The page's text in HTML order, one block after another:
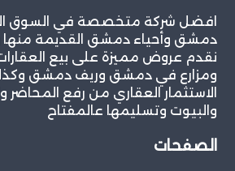
افضل شركة متخصصة في السوق
دمشق وأحياء دمشق القديمة منها
نقدم عروض مميزة على بيع
ومزارع في دمشق وريف دمشق
الاستثمار العقاري من رفع
والبيوت وتسليمها عالمفتاح
الصفحات